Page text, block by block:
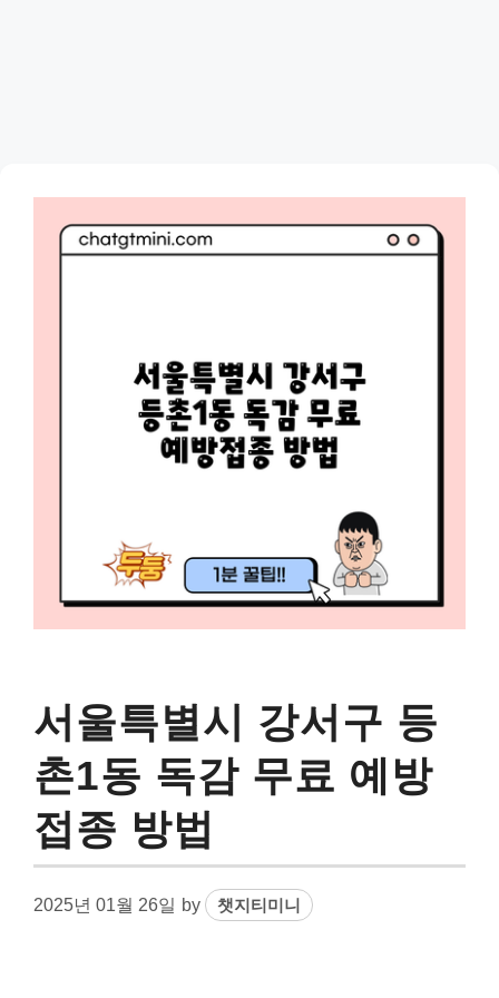
서울특별시 강서구 등
촌1동 독감 무료 예방
접종 방법
2025년 01월 26일 by 챗지티미니